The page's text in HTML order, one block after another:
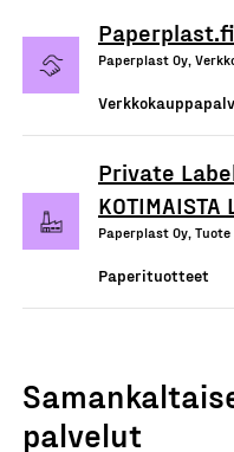
Paperplast Oy,
Private
Paperplast Oy, Tuote
Paperituotteet
palvelut